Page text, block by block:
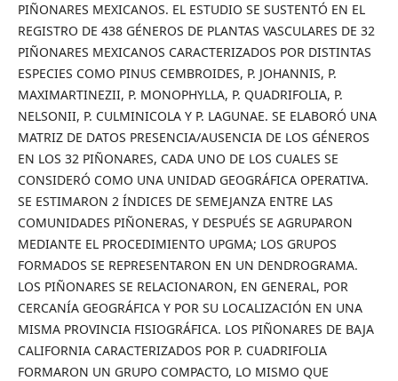
PIÑONARES MEXICANOS. EL ESTUDIO SE SUSTENTÓ EN EL
REGISTRO DE 438 GÉNEROS DE PLANTAS VASCULARES DE 32
PIÑONARES MEXICANOS CARACTERIZADOS POR DISTINTAS
ESPECIES COMO PINUS CEMBROIDES, P. JOHANNIS, P.
MAXIMARTINEZII, P. MONOPHYLLA, P. QUADRIFOLIA, P.
NELSONII, P. CULMINICOLA Y P. LAGUNAE. SE ELABORÓ UNA
MATRIZ DE DATOS PRESENCIA/AUSENCIA DE LOS GÉNEROS
EN LOS 32 PIÑONARES, CADA UNO DE LOS CUALES SE
CONSIDERÓ COMO UNA UNIDAD GEOGRÁFICA OPERATIVA.
SE ESTIMARON 2 ÍNDICES DE SEMEJANZA ENTRE LAS
COMUNIDADES PIÑONERAS, Y DESPUÉS SE AGRUPARON
MEDIANTE EL PROCEDIMIENTO UPGMA; LOS GRUPOS
FORMADOS SE REPRESENTARON EN UN DENDROGRAMA.
LOS PIÑONARES SE RELACIONARON, EN GENERAL, POR
CERCANÍA GEOGRÁFICA Y POR SU LOCALIZACIÓN EN UNA
MISMA PROVINCIA FISIOGRÁFICA. LOS PIÑONARES DE BAJA
CALIFORNIA CARACTERIZADOS POR P. CUADRIFOLIA
FORMARON UN GRUPO COMPACTO, LO MISMO QUE